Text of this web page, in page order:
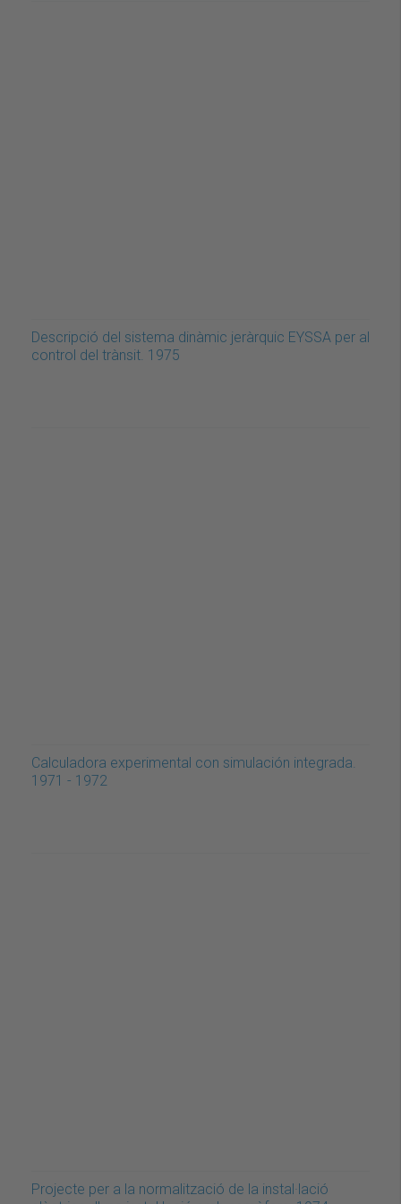
Descripció del sistema dinàmic jeràrquic EYSSA per al
control del trànsit. 1975
Calculadora experimental con simulación integrada.
1971 - 1972
Projecte per a la normalització de la instal·lació